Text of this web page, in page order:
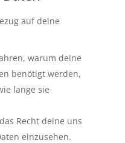
auf deine
warum deine
benötigt werden,
lange sie
Recht deine uns
einzusehen.